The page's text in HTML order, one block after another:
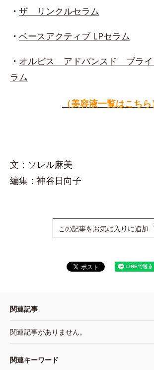
・ ザ リンクルセラム
・ ベースアクティブ LPセラム
・ オルビス アドバンスド ブラ
ラム
（美容液一覧はこちら
文：ソレル麻美
編集：神谷日向子
この記事をお気に入りに追加
関連記事
関連記事がありません。
関連キーワード